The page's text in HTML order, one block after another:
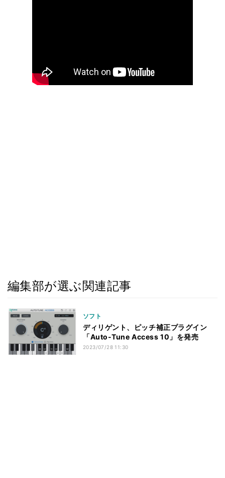
編集部が選ぶ関連記事
ソフト
ディリゲント、ピッチ補正プラグイン
「Auto-Tune Access 10」を発売
2023/07/28 11:30